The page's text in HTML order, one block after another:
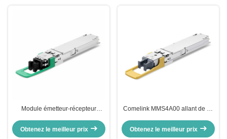
Module émetteur-récepteur
Compatible 1.6T 2 X FR4 OSFP
Flat Top PAM4 1310nm 2km
Obtenez le meilleur prix
Comelink MMS4A00 allant de 17
Transcepteur à fibre optique à
double port OSFP 2xMPO
Obtenez le meilleur prix